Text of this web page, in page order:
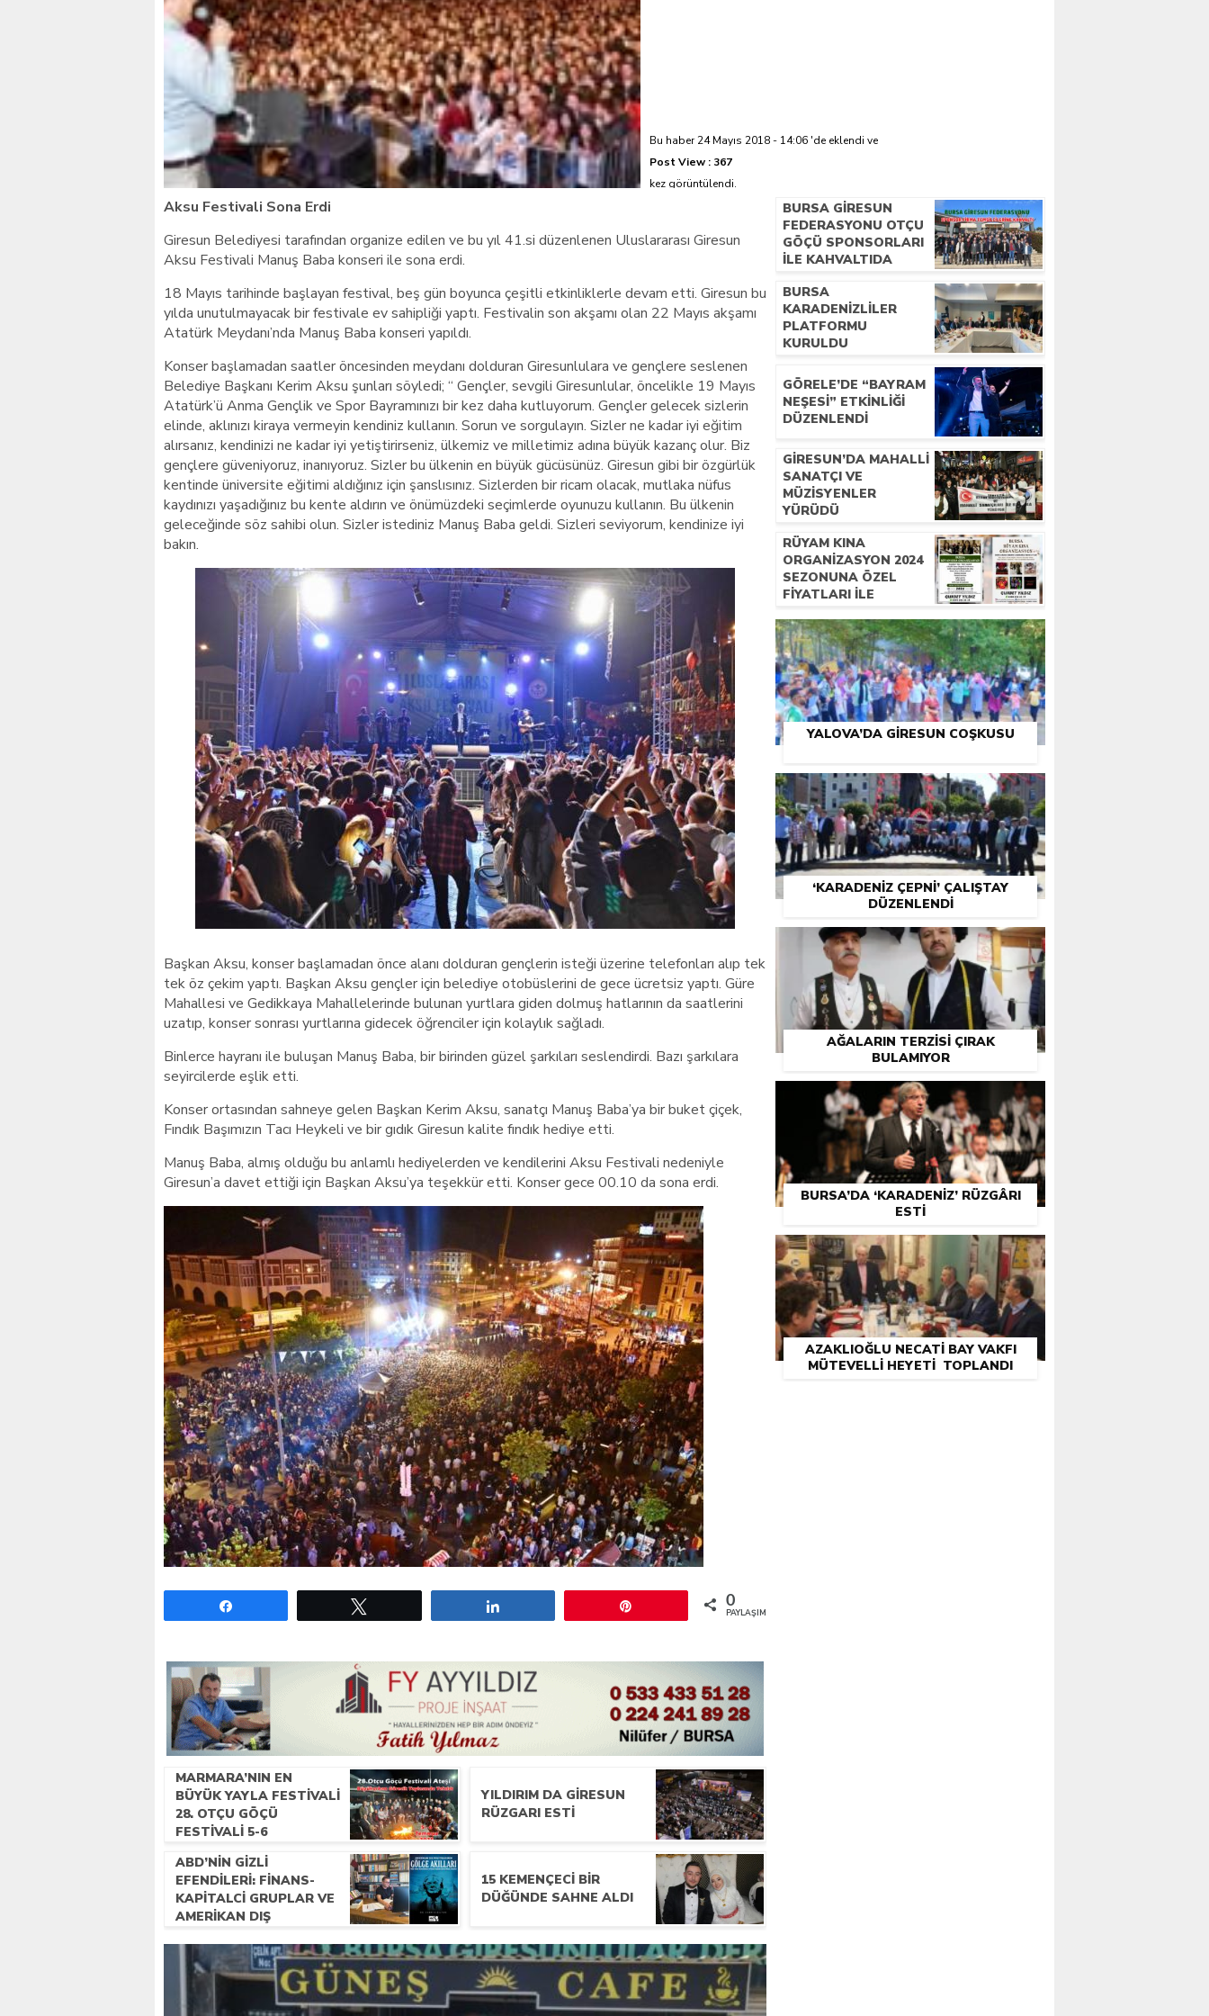
Giresunlu sürücü Orhangazi’de hayatını kaybetti
Bu haber 24 Mayıs 2018 - 14:06 'de eklendi ve
Post View : 367
kez görüntülendi.
Aksu Festivali Sona Erdi
Giresun Belediyesi tarafından organize edilen ve bu yıl 41.si düzenlenen Uluslararası Giresun
Aksu Festivali Manuş Baba konseri ile sona erdi.
18 Mayıs tarihinde başlayan festival, beş gün boyunca çeşitli etkinliklerle devam etti. Giresun bu
yılda unutulmayacak bir festivale ev sahipliği yaptı. Festivalin son akşamı olan 22 Mayıs akşamı
Atatürk Meydanı’nda Manuş Baba konseri yapıldı.
Konser başlamadan saatler öncesinden meydanı dolduran Giresunlulara ve gençlere seslenen
Belediye Başkanı Kerim Aksu şunları söyledi; “ Gençler, sevgili Giresunlular, öncelikle 19 Mayıs
Atatürk’ü Anma Gençlik ve Spor Bayramınızı bir kez daha kutluyorum. Gençler gelecek sizlerin
elinde, aklınızı kiraya vermeyin kendiniz kullanın. Sorun ve sorgulayın. Sizler ne kadar iyi eğitim
alırsanız, kendinizi ne kadar iyi yetiştirirseniz, ülkemiz ve milletimiz adına büyük kazanç olur. Biz
gençlere güveniyoruz, inanıyoruz. Sizler bu ülkenin en büyük gücüsünüz. Giresun gibi bir özgürlük
kentinde üniversite eğitimi aldığınız için şanslısınız. Sizlerden bir ricam olacak, mutlaka nüfus
kaydınızı yaşadığınız bu kente aldırın ve önümüzdeki seçimlerde oyunuzu kullanın. Bu ülkenin
geleceğinde söz sahibi olun. Sizler istediniz Manuş Baba geldi. Sizleri seviyorum, kendinize iyi
bakın.
Başkan Aksu, konser başlamadan önce alanı dolduran gençlerin isteği üzerine telefonları alıp tek
tek öz çekim yaptı. Başkan Aksu gençler için belediye otobüslerini de gece ücretsiz yaptı. Güre
Mahallesi ve Gedikkaya Mahallelerinde bulunan yurtlara giden dolmuş hatlarının da saatlerini
uzatıp, konser sonrası yurtlarına gidecek öğrenciler için kolaylık sağladı.
Binlerce hayranı ile buluşan Manuş Baba, bir birinden güzel şarkıları seslendirdi. Bazı şarkılara
seyircilerde eşlik etti.
Konser ortasından sahneye gelen Başkan Kerim Aksu, sanatçı Manuş Baba’ya bir buket çiçek,
Fındık Başımızın Tacı Heykeli ve bir gıdık Giresun kalite fındık hediye etti.
Manuş Baba, almış olduğu bu anlamlı hediyelerden ve kendilerini Aksu Festivali nedeniyle
Giresun’a davet ettiği için Başkan Aksu’ya teşekkür etti. Konser gece 00.10 da sona erdi.
0
PAYLAŞIMLAR
MARMARA’NIN EN
BÜYÜK YAYLA FESTIVALI
28. OTÇU GÖÇÜ
FESTIVALI 5-6
GERÇEKLEŞECEK!
YILDIRIM DA GIRESUN
RÜZGARI ESTI
ABD’NIN GIZLI
EFENDILERI: FINANS-
KAPITALCI GRUPLAR VE
AMERIKAN DIŞ
15 KEMENÇECI BIR
DÜĞÜNDE SAHNE ALDI
BURSA GIRESUN
FEDERASYONU OTÇU
GÖÇÜ SPONSORLARI
İLE KAHVALTIDA
BURSA
KARADENIZLILER
PLATFORMU
KURULDU
GÖRELE’DE “BAYRAM
NEŞESI” ETKINLIĞI
DÜZENLENDI
GIRESUN’DA MAHALLI
SANATÇI VE
MÜZISYENLER
YÜRÜDÜ
RÜYAM KINA
ORGANIZASYON 2024
SEZONUNA ÖZEL
FIYATLARI İLE
YALOVA’DA GIRESUN COŞKUSU
‘KARADENIZ ÇEPNI’ ÇALIŞTAY
DÜZENLENDI
AĞALARIN TERZISI ÇIRAK
BULAMIYOR
BURSA’DA ‘KARADENIZ’ RÜZGÂRI
ESTI
AZAKLIOĞLU NECATI BAY VAKFI
MÜTEVELLI HEYETI TOPLANDI